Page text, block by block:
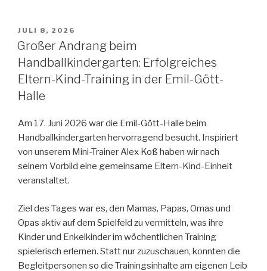
JULI 8, 2026
Großer Andrang beim
Handballkindergarten: Erfolgreiches
Eltern-Kind-Training in der Emil-Gött-
Halle
Am 17. Juni 2026 war die Emil-Gött-Halle beim
Handballkindergarten hervorragend besucht. Inspiriert
von unserem Mini-Trainer Alex Koß haben wir nach
seinem Vorbild eine gemeinsame Eltern-Kind-Einheit
veranstaltet.
Ziel des Tages war es, den Mamas, Papas, Omas und
Opas aktiv auf dem Spielfeld zu vermitteln, was ihre
Kinder und Enkelkinder im wöchentlichen Training
spielerisch erlernen. Statt nur zuzuschauen, konnten die
Begleitpersonen so die Trainingsinhalte am eigenen Leib